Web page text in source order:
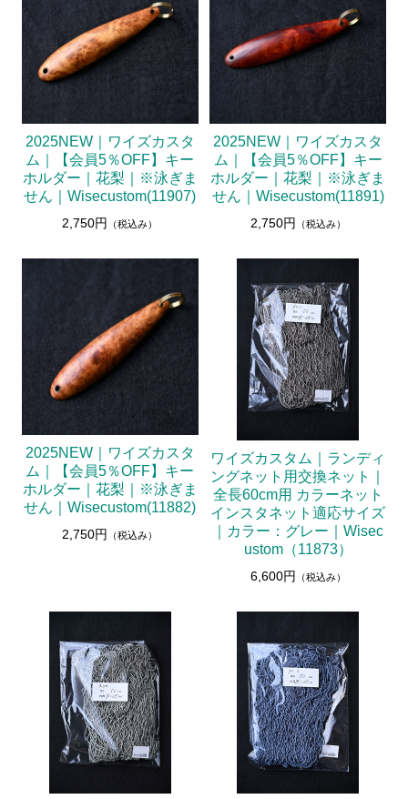
2025NEW｜ワイズカスタ
ム｜【会員5％OFF】キー
ホルダー｜花梨｜※泳ぎま
せん｜Wisecustom(11907)
2,750円 （税込み）
2025NEW｜ワイズカスタ
ム｜【会員5％OFF】キー
ホルダー｜花梨｜※泳ぎま
せん｜Wisecustom(11891)
2,750円 （税込み）
2025NEW｜ワイズカスタ
ム｜【会員5％OFF】キー
ホルダー｜花梨｜※泳ぎま
せん｜Wisecustom(11882)
2,750円 （税込み）
ワイズカスタム｜ランディ
ングネット用交換ネット｜
全長60cm用 カラーネット
インスタネット適応サイズ
｜カラー：グレー｜Wisec
ustom（11873）
6,600円 （税込み）